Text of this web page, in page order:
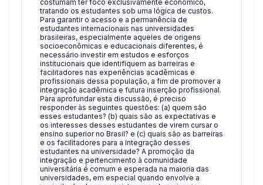
costumam ter foco exclusivamente econômico,
tratando os estudantes sob uma lógica de custos.
Para garantir o acesso e a permanência de
estudantes internacionais nas universidades
brasileiras, especialmente aqueles de origens
socioeconômicas e educacionais diferentes, é
necessário investir em estudos e esforços
institucionais que identifiquem as barreiras e
facilitadores nas experiências acadêmicas e
profissionais dessa população, a fim de promover a
integração acadêmica e futura inserção profissional.
Para aprofundar esta discussão, é preciso
responder às seguintes questões: (a) quem são
esses estudantes? (b) quais são as expectativas e
os interesses desses estudantes de virem cursar o
ensino superior no Brasil? e (c) quais são as barreiras
e os facilitadores para a integração desses
estudantes na universidade? A promoção da
integração e pertencimento à comunidade
universitária é comum e esperada na maioria das
universidades, em especial quando envolve a